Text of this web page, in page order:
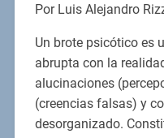
Por Luis Alejandro
Un brote psicótico es
abrupta con la
alucinaciones
(creencias falsas) y
desorganizado.